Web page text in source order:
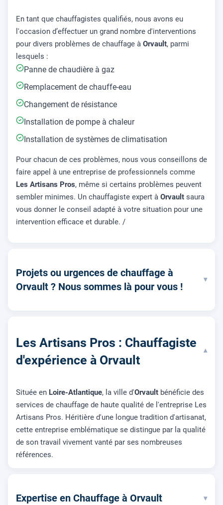
En tant que chauffagistes qualifiés, nous avons eu
l'occasion d’effectuer un grand nombre d'interventions
pour divers problèmes de chauffage à Orvault, parmi
lesquels :
Panne de chaudière à gaz
Remplacement de chauffe-eau
Changement de résistance
Installation de pompe à chaleur
Installation de systèmes de climatisation
Pour chacun de ces problèmes, nous vous conseillons de
faire appel à une entreprise de professionnels comme
Les Artisans Pros, même si certains problèmes peuvent
sembler minimes. Un chauffagiste expert à Orvault saura
vous donner le conseil adapté à votre situation pour une
intervention efficace et durable. /
Projets ou urgences de chauffage à
Orvault ? Nous sommes là pour vous !
▾
Les Artisans Pros : Chauffagiste
d'expérience à Orvault
▾
Située en Loire-Atlantique, la ville d'Orvault bénéficie des
services de chauffage de haute qualité de l'entreprise Les
Artisans Pros. Héritière d'une longue tradition d'artisanat,
cette entreprise emblématique se distingue par la qualité
de son travail vivement vanté par ses nombreuses
références.
Expertise en Chauffage à Orvault ▾